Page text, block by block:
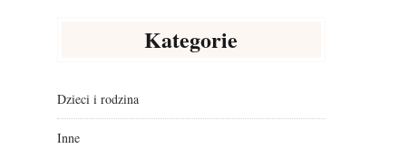
Kategorie
Dzieci i rodzina
Inne